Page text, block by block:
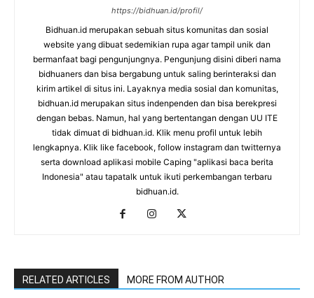
https://bidhuan.id/profil/
Bidhuan.id merupakan sebuah situs komunitas dan sosial
website yang dibuat sedemikian rupa agar tampil unik dan
bermanfaat bagi pengunjungnya. Pengunjung disini diberi nama
bidhuaners dan bisa bergabung untuk saling berinteraksi dan
kirim artikel di situs ini. Layaknya media sosial dan komunitas,
bidhuan.id merupakan situs indenpenden dan bisa berekpresi
dengan bebas. Namun, hal yang bertentangan dengan UU ITE
tidak dimuat di bidhuan.id. Klik menu profil untuk lebih
lengkapnya. Klik like facebook, follow instagram dan twitternya
serta download aplikasi mobile Caping "aplikasi baca berita
Indonesia" atau tapatalk untuk ikuti perkembangan terbaru
bidhuan.id.
RELATED ARTICLES MORE FROM AUTHOR